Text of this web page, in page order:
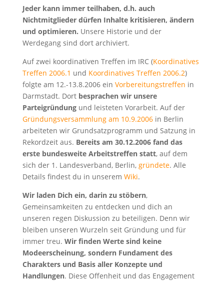
Jeder kann immer teilhaben, d.h. auch
Nichtmitglieder dürfen Inhalte kritisieren, ändern
und optimieren. Unsere Historie und der
Werdegang sind dort archiviert.
Auf zwei koordinativen Treffen im IRC (Koordinatives
Treffen 2006.1 und Koordinatives Treffen 2006.2)
folgte am 12.-13.8.2006 ein Vorbereitungstreffen in
Darmstadt. Dort besprachen wir unsere
Parteigründungund leisteten Vorarbeit. Auf der
Gründungsversammlung am 10.9.2006in Berlin
arbeiteten wir Grundsatzprogramm und Satzung in
Rekordzeit aus. Bereits am 30.12.2006 fand das
erste bundesweite Arbeitstreffen statt, auf dem
sich der 1. Landesverband, Berlin, gründete. Alle
Details findest du in unserem Wiki.
Wir laden Dich ein, darin zu stöbern,
Gemeinsamkeiten zu entdecken und dich an
unseren regen Diskussion zu beteiligen. Denn wir
bleiben unseren Wurzeln seit Gründung und für
immer treu. Wir finden Werte sind keine
Modeerscheinung, sondern Fundament des
Charakters und Basis aller Konzepte und
Handlungen. Diese Offenheit und das Engagement